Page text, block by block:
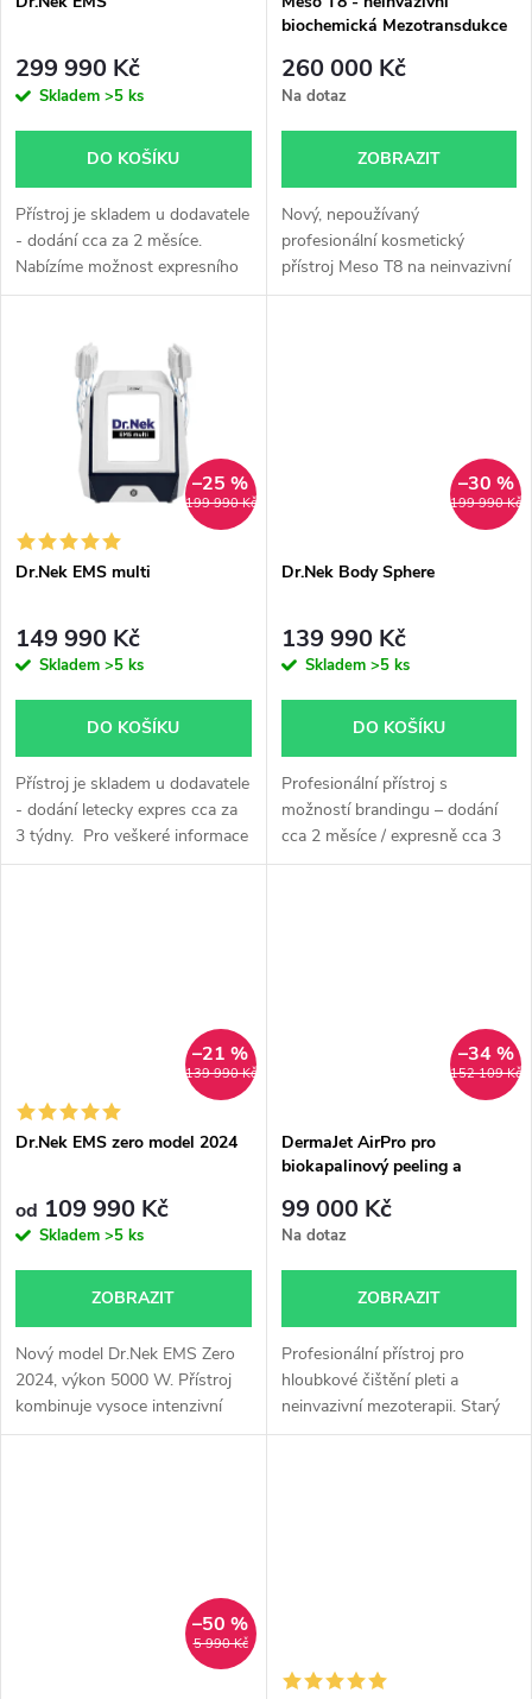
p
r
o
d
u
p
r
d
u
299 990 Kč
Skladem >5 ks
DO KOŠÍKU
Přístroj je skladem u dodavatele
- dodání cca za 2 měsíce.
Nabízíme možnost expresního
dodání - letecky, kalkulace
cca 3 týdny. Pro veškeré...
biochemická Mezotransdukce
260 000 Kč
Na dotaz
ZOBRAZIT
Nový, nepoužívaný
profesionální kosmetický
přístroj Meso T8 na neinvazivní
biochemickou metodu
199 990 Kč
–25 %
Dr.Nek EMS multi
149 990 Kč
Skladem >5 ks
DO KOŠÍKU
Přístroj je skladem u dodavatele
- dodání letecky expres cca za
3 týdny. Pro veškeré informace
volejte Monice Chrastilové na
199 990 Kč
–30 %
Dr.Nek Body Sphere
139 990 Kč
Skladem >5 ks
DO KOŠÍKU
Profesionální přístroj s
možností brandingu – dodání
cca 2 měsíce / expresně cca 3
týdny. Informace: +420 604
139 990 Kč
–21 %
Dr.Nek EMS zero model 2024
od 109 990 Kč
Skladem >5 ks
ZOBRAZIT
Nový model Dr.Nek EMS Zero
2024, výkon 5000 W. Přístroj
kombinuje vysoce intenzivní
elektromagnetický svalový
152 109 Kč
–34 %
DermaJet AirPro pro
biokapalinový peeling a
99 000 Kč
Na dotaz
ZOBRAZIT
Profesionální přístroj pro
hloubkové čištění pleti a
neinvazivní mezoterapii. Starý
necelé 2 roky, s certifikací a
5 990 Kč
–50 %